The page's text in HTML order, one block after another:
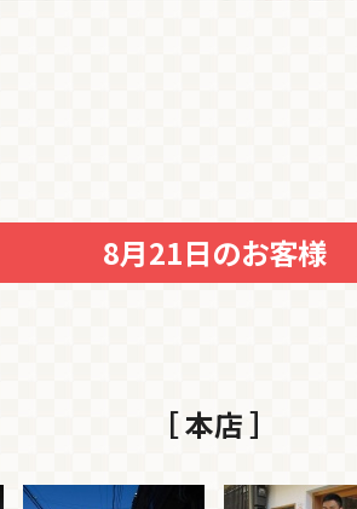
8月21日のお客様
［ 本店 ］